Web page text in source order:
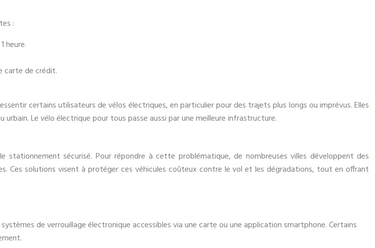
:
heure.
carte de crédit.
certains utilisateurs de vélos électriques, en particulier pour des trajets plus longs ou imprévus. Elles
Le vélo électrique pour tous passe aussi par une meilleure infrastructure.
stationnement sécurisé. Pour répondre à cette problématique, de nombreuses villes développent des
Ces solutions visent à protéger ces véhicules coûteux contre le vol et les dégradations, tout en offrant
de verrouillage électronique accessibles via une carte ou une application smartphone. Certains